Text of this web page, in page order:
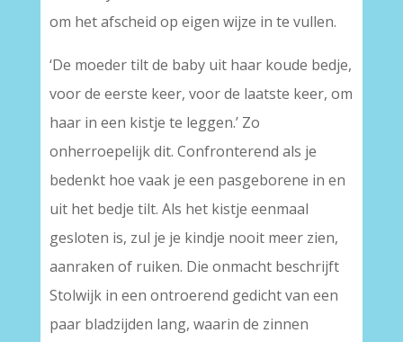
om het afscheid op eigen wijze in te vullen.
‘De moeder tilt de baby uit haar koude bedje,
voor de eerste keer, voor de laatste keer, om
haar in een kistje te leggen.’ Zo
onherroepelijk dit. Confronterend als je
bedenkt hoe vaak je een pasgeborene in en
uit het bedje tilt. Als het kistje eenmaal
gesloten is, zul je je kindje nooit meer zien,
aanraken of ruiken. Die onmacht beschrijft
Stolwijk in een ontroerend gedicht van een
paar bladzijden lang, waarin de zinnen